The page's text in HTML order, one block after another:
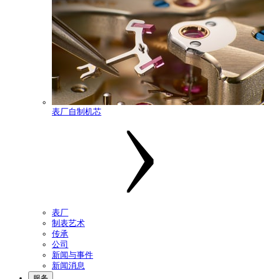
表厂自制机芯
表厂
制表艺术
传承
公司
新闻与事件
新闻消息